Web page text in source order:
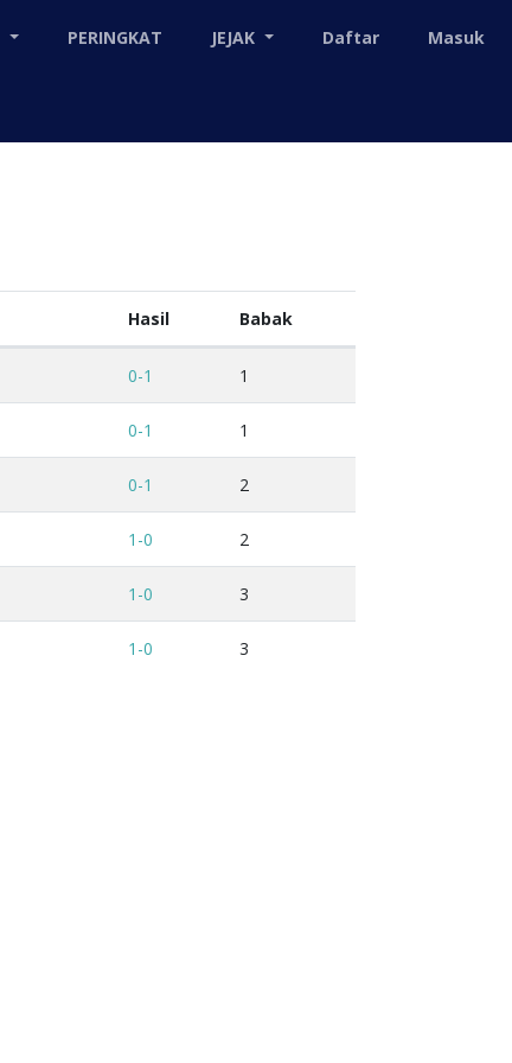
PERINGKAT JEJAK Daftar Masuk
Hasil Babak
0-1 1
0-1 1
0-1 2
1-0 2
1-0 3
1-0 3